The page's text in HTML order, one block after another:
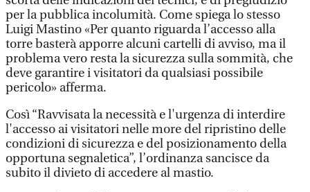
per la pubblica incolumità. Come spiega lo stesso
Luigi Mastino «Per quanto riguarda l’accesso alla
torre basterà apporre alcuni cartelli di avviso, ma il
problema vero resta la sicurezza sulla sommità, che
deve garantire i visitatori da qualsiasi possibile
pericolo» afferma.
Così “Ravvisata la necessità e l'urgenza di interdire
l'accesso ai visitatori nelle more del ripristino delle
condizioni di sicurezza e del posizionamento della
opportuna segnaletica”, l’ordinanza sancisce da
subito il divieto di accedere al mastio.